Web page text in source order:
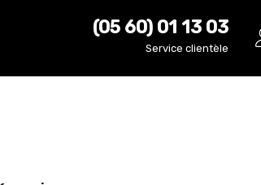
(05 60) 01 13 03
Service clientèle